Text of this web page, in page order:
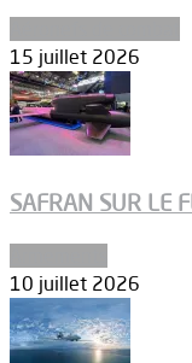
15 juillet 2026
SAFRAN SUR LE
10 juillet 2026